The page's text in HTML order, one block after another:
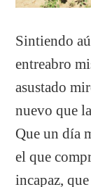
Sintiendo
entreabro
asustado
nuevo que
Que un día
el que
incapaz,